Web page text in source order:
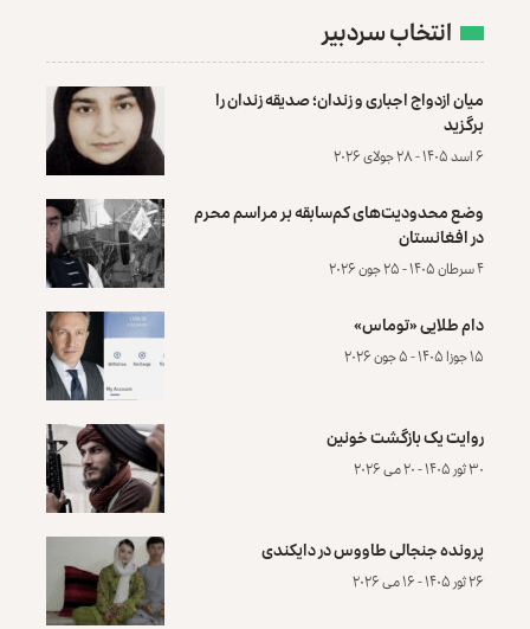
انتخاب سردبیر
میان ازدواج اجباری و زندان؛ صدیقه زندان را
برگزید
۶ اسد ۱۴۰۵ - ۲۸ جولای ۲۰۲۶
وضع محدودیت‌های کم‌سابقه بر مراسم محرم
در افغانستان
۴ سرطان ۱۴۰۵ - ۲۵ جون ۲۰۲۶
دام طلایی «توماس»
۱۵ جوزا ۱۴۰۵ - ۵ جون ۲۰۲۶
روایت یک بازگشت خونین
۳۰ ثور ۱۴۰۵ - ۲۰ می ۲۰۲۶
پرونده‌ جنجالی طاووس در دایکندی
۲۶ ثور ۱۴۰۵ - ۱۶ می ۲۰۲۶